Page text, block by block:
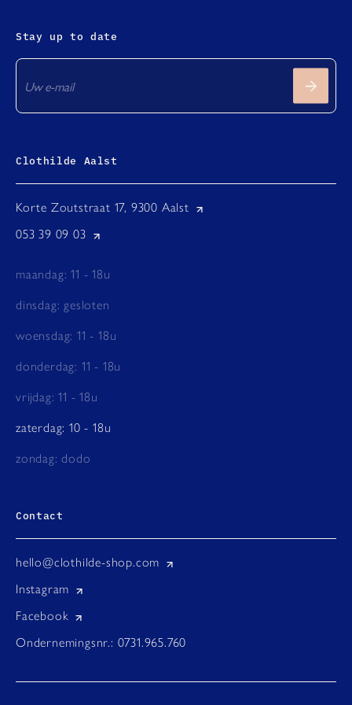
Stay up to date
Clothilde Aalst
Korte Zoutstraat 17, 9300 Aalst
053 39 09 03
maandag: 11 - 18u
dinsdag: gesloten
woensdag: 11 - 18u
donderdag: 11 - 18u
vrijdag: 11 - 18u
zaterdag: 10 - 18u
zondag: dodo
Contact
hello@clothilde-shop.com
Instagram
Facebook
Ondernemingsnr.: 0731.965.760